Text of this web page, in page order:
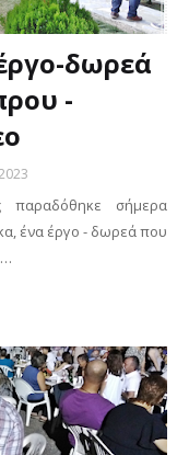
δωρεά
-
παραδόθηκε σήμερα
ένα έργο - δωρεά που